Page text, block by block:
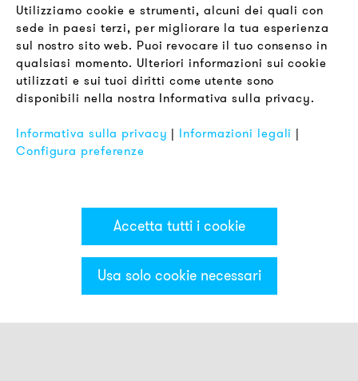
Categorie & Filter
LEGALE
Termini & Condizioni
Informativa sulla Privacy
Impronta
Utilizziamo cookie e strumenti, alcuni dei quali con
sede in paesi terzi, per migliorare la tua esperienza
sul nostro sito web. Puoi revocare il tuo consenso in
qualsiasi momento. Ulteriori informazioni sui cookie
utilizzati e sui tuoi diritti come utente sono
disponibili nella nostra Informativa sulla privacy.
Informativa sulla privacy | Informazioni legali |
Configura preferenze
Accetta tutti i cookie
Usa solo cookie necessari